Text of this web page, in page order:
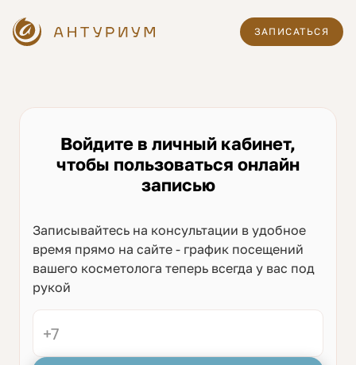
ЗАПИСАТЬСЯ
Войдите в личный кабинет,
чтобы пользоваться онлайн
записью
Записывайтесь на консультации в удобное
время прямо на сайте - график посещений
вашего косметолога теперь всегда у вас под
рукой